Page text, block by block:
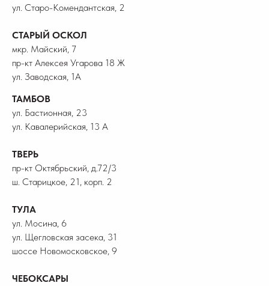
ул. Старо-Комендантская, 2
СТАРЫЙ ОСКОЛ
мкр. Майский, 7
пр-кт Алексея Угарова 18 Ж
ул. Заводская, 1А
ТАМБОВ
ул. Бастионная, 23
ул. Кавалерийская, 13 А
ТВЕРЬ
пр-кт Октябрьский, д.72/3
ш. Старицкое, 21, корп. 2
ТУЛА
ул. Мосина, 6
ул. Щегловская засека, 31
шоссе Новомосковское, 9
ЧЕБОКСАРЫ